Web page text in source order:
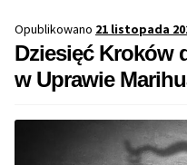
Opublikowano 21 listopada
Dziesięć Kroków
w Uprawie